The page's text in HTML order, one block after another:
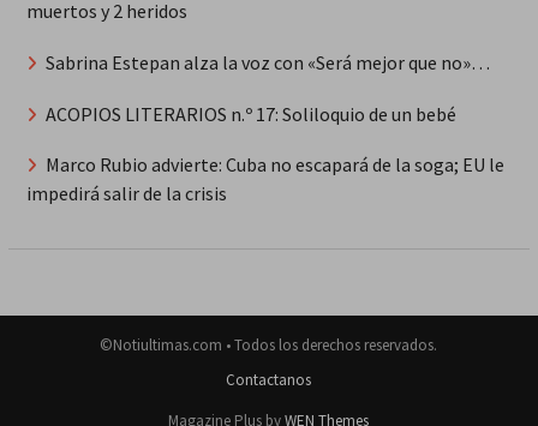
muertos y 2 heridos
Sabrina Estepan alza la voz con «Será mejor que no»…
ACOPIOS LITERARIOS n.º 17: Soliloquio de un bebé
Marco Rubio advierte: Cuba no escapará de la soga; EU le
impedirá salir de la crisis
©Notiultimas.com • Todos los derechos reservados.
Contactanos
Magazine Plus byWEN Themes